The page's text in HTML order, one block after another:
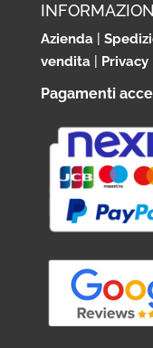
Azienda|
vendita| Privacy
Pagamenti